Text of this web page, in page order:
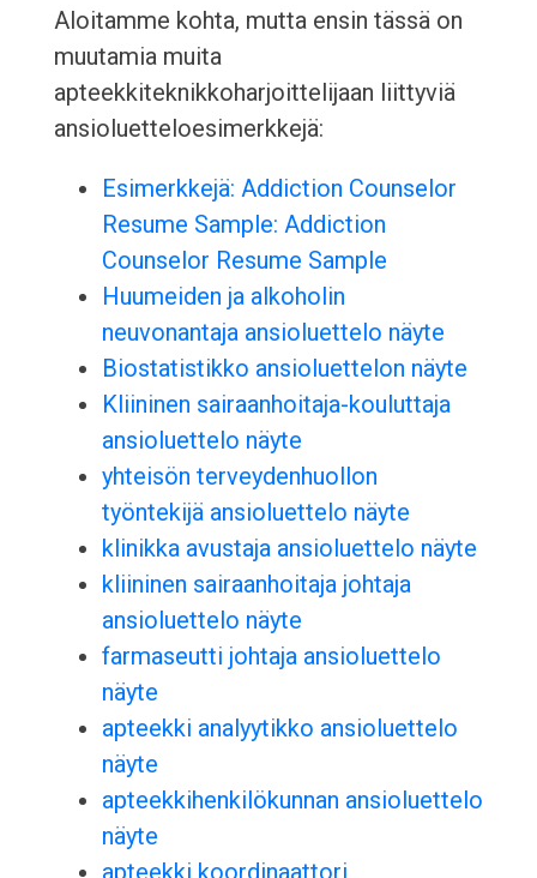
Aloitamme kohta, mutta ensin tässä on
muutamia muita
apteekkiteknikkoharjoittelijaan liittyviä
ansioluetteloesimerkkejä:
Esimerkkejä: Addiction Counselor
Resume Sample: Addiction
Counselor Resume Sample
Huumeiden ja alkoholin
neuvonantaja ansioluettelo näyte
Biostatistikko ansioluettelon näyte
Kliininen sairaanhoitaja-kouluttaja
ansioluettelo näyte
yhteisön terveydenhuollon
työntekijä ansioluettelo näyte
klinikka avustaja ansioluettelo näyte
kliininen sairaanhoitaja johtaja
ansioluettelo näyte
farmaseutti johtaja ansioluettelo
näyte
apteekki analyytikko ansioluettelo
näyte
apteekkihenkilökunnan ansioluettelo
näyte
apteekki koordinaattori